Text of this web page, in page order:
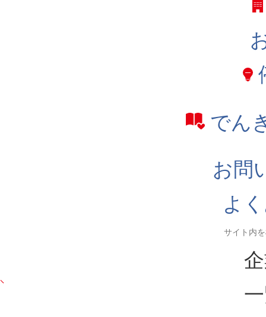
でん
お問
よ